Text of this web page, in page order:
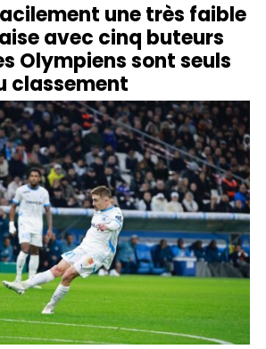
une très faible
avec cinq buteurs
Olympiens sont seuls
classement